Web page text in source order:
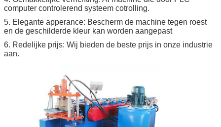
computer controlerend systeem cotrolling.
5. Elegante apperance: Bescherm de machine tegen roest
en de geschilderde kleur kan worden aangepast
6. Redelijke prijs: Wij bieden de beste prijs in onze industrie
aan.